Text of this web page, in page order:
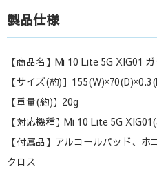
製品仕様
【商品名】Mi 10 Lite 5G XIG01
【サイズ(約)】
【重量(約)】20g
【対応機種】Mi 10 Lite 5G
【付属品】アルコールパッド、
クロス